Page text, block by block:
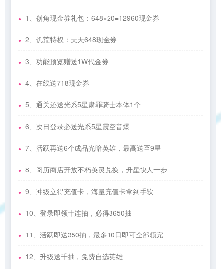
1、创角现金券礼包：648×20=12960现金券
2、饥荒特权：天天648现金券
3、功能预览赠送1W代金券
4、在线送718现金券
5、通关还送光系5星肃罪骑士本体1个
6、次日登录必送光系5星震空音爆
7、活跃再送6个成品光暗英雄，最高送至9星
8、阅历商店开放不朽英灵兑换，升星快人一步
9、冲级立得充值卡，海量充值卡拿到手软
10、登录即领十连抽，必得3650抽
11、活跃即送350抽，最多10日即可全部领完
12、升级送千抽，免费自选英雄